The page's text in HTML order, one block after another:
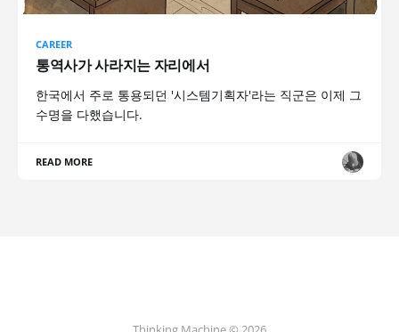
CAREER
통역사가 사라지는 자리에서
한국에서 주로 통용되던 '시스템기획자'라는 직군은 이제 그
수명을 다했습니다.
READ MORE